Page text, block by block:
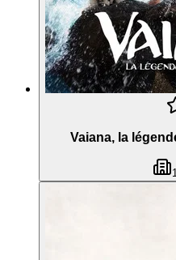
Vaiana, la